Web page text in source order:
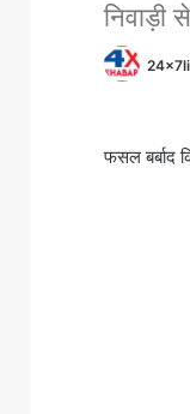
निवाड़ी
फसल बर्बाद